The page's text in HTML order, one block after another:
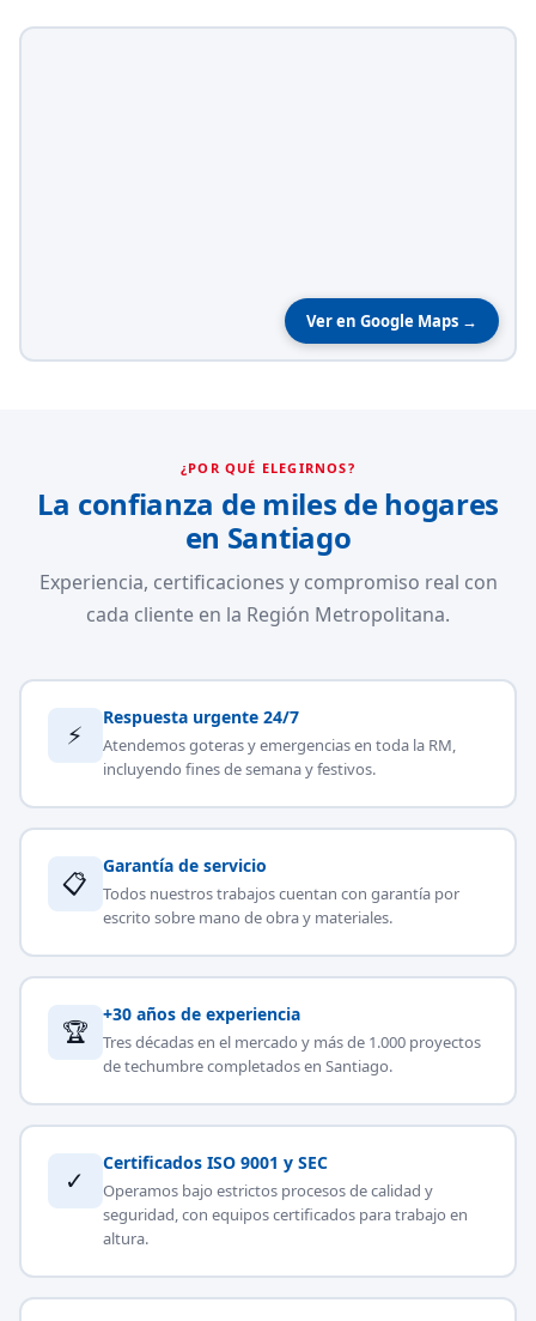
Ver en Google Maps →
¿POR QUÉ ELEGIRNOS?
La confianza de miles de hogares
en Santiago
Experiencia, certificaciones y compromiso real con
cada cliente en la Región Metropolitana.
⚡
Respuesta urgente 24/7
Atendemos goteras y emergencias en toda la RM,
incluyendo fines de semana y festivos.
📋
Garantía de servicio
Todos nuestros trabajos cuentan con garantía por
escrito sobre mano de obra y materiales.
🏆
+30 años de experiencia
Tres décadas en el mercado y más de 1.000 proyectos
de techumbre completados en Santiago.
✓
Certificados ISO 9001 y SEC
Operamos bajo estrictos procesos de calidad y
seguridad, con equipos certificados para trabajo en
altura.